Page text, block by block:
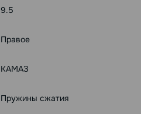
9.5
Правое
КАМАЗ
Пружины сжатия